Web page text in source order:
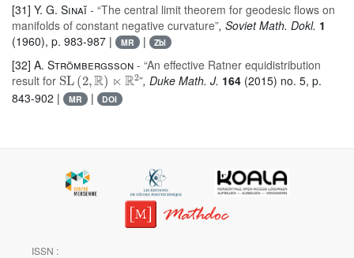
[31] Y. G. Sinaĭ - “The central limit theorem for geodesic flows on
manifolds of constant negative curvature”, Soviet Math. Dokl. 1
(1960), p. 983-987 |
MR | Zbl
[32] A. Strömbergsson - “An effective Ratner equidistribution
result for SL(2,ℝ)⋉ℝ2 ”, Duke Math. J. 164(2015) no. 5, p.
843-902 |
MR | DOI
ISSN :